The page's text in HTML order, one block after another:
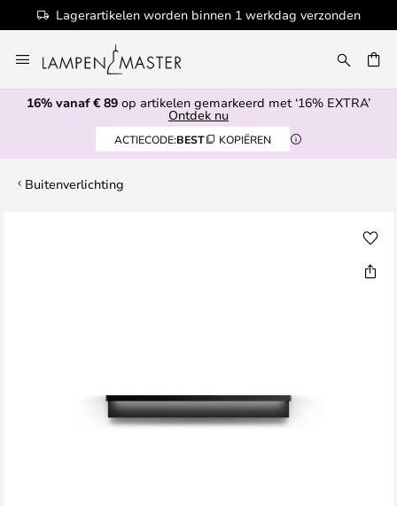
Lagerartikelen worden binnen 1 werkdag verzonden
naar
de
inhoud
16% vanaf € 89 op artikelen gemarkeerd met ‘16% EXTRA’
Ontdek nu
ACTIECODE:BEST KOPIËREN
Buitenverlichting